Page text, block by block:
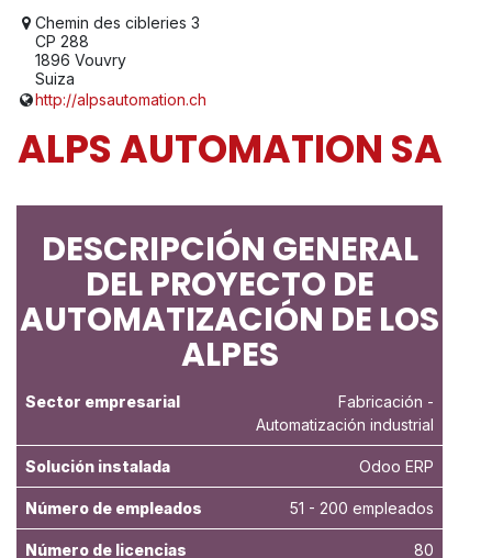
Chemin des cibleries 3
CP 288
1896 Vouvry
Suiza
http://alpsautomation.ch
ALPS AUTOMATION SA
DESCRIPCIÓN GENERAL
DEL PROYECTO DE
AUTOMATIZACIÓN DE LOS
ALPES
Sector empresarial Fabricación -
Automatización industrial
Solución instalada Odoo ERP
Número de empleados 51 - 200 empleados
Número de licencias 80